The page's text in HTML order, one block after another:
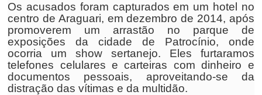
Os acusados foram capturados em um hotel no
centro de Araguari, em dezembro de 2014, após
promoverem um arrastão no parque de
exposições da cidade de Patrocínio, onde
ocorria um show sertanejo. Eles furtaramos
telefones celulares e carteiras com dinheiro e
documentos pessoais, aproveitando-se da
distração das vítimas e da multidão.